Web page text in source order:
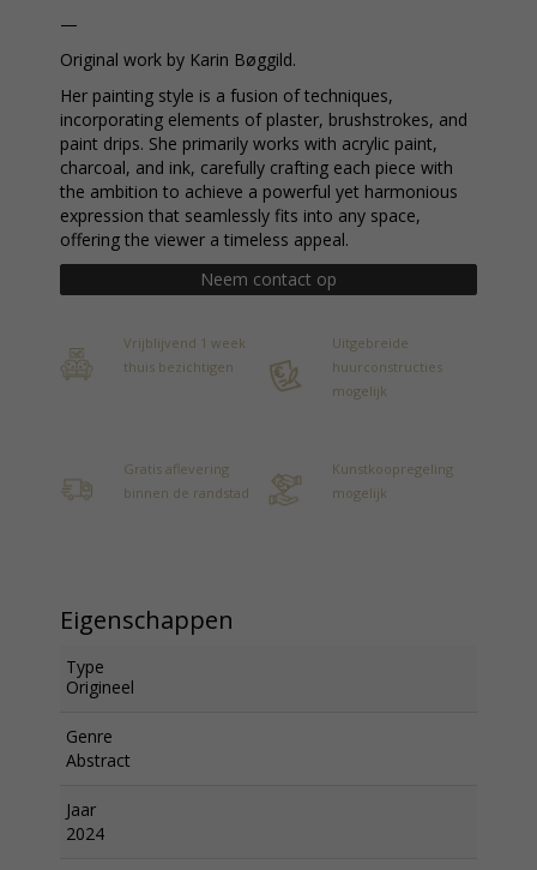
—
Original work by Karin Bøggild.
Her painting style is a fusion of techniques,
incorporating elements of plaster, brushstrokes, and
paint drips. She primarily works with acrylic paint,
charcoal, and ink, carefully crafting each piece with
the ambition to achieve a powerful yet harmonious
expression that seamlessly fits into any space,
offering the viewer a timeless appeal.
Neem contact op
Vrijblijvend 1 week
thuis bezichtigen
Uitgebreide
huurconstructies
mogelijk
Gratis aflevering
binnen de randstad
Kunstkoopregeling
mogelijk
Eigenschappen
Type
Origineel
Genre
Abstract
Jaar
2024